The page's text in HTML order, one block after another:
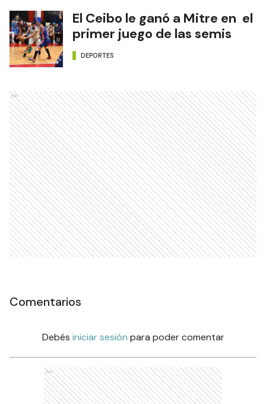
El Ceibo le ganó a Mitre en el
primer juego de las semis
DEPORTES
Ads
Comentarios
Debés iniciar sesión para poder comentar
Ads